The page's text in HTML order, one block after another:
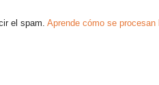
el spam. Aprende cómo se